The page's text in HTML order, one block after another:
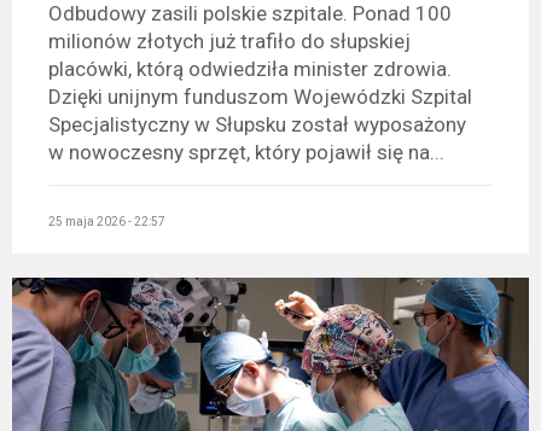
Odbudowy zasili polskie szpitale. Ponad 100
milionów złotych już trafiło do słupskiej
placówki, którą odwiedziła minister zdrowia.
Dzięki unijnym funduszom Wojewódzki Szpital
Specjalistyczny w Słupsku został wyposażony
w nowoczesny sprzęt, który pojawił się na...
25 maja 2026 - 22:57